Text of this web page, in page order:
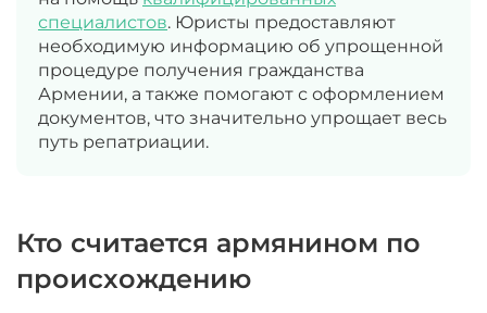
специалистов. Юристы предоставляют
необходимую информацию об упрощенной
процедуре получения гражданства
Армении, а также помогают с оформлением
документов, что значительно упрощает весь
путь репатриации.
Кто считается армянином по
происхождению